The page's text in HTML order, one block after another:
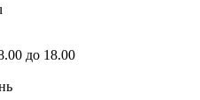
до 18.00